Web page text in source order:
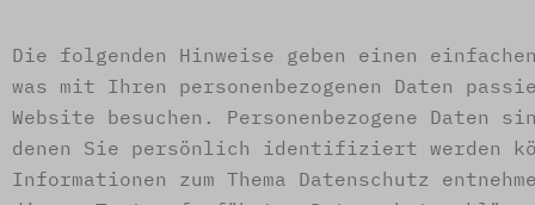
Die folgenden Hinweise geben einen
was mit Ihren personenbezogenen Daten
Website besuchen. Personenbezogene Daten
denen Sie persönlich identifiziert werden
Informationen zum Thema Datenschutz